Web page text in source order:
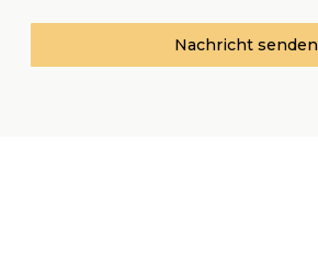
Nachricht senden